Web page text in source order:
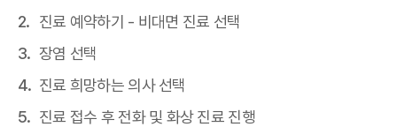
진료 예약하기 - 비대면 진료 선택
장염 선택
진료 희망하는 의사 선택
진료 접수 후 전화 및 화상 진료 진행